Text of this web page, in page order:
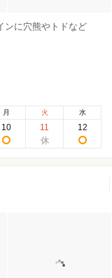
ンに穴熊やトドなど
月
10
火
11
水
12